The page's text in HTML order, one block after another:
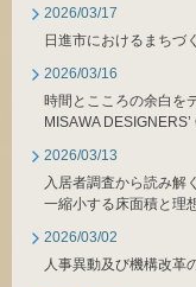
2026/03/17
日進市におけるまちづ
2026/03/16
時間とこころの余白を
MISAWA
2026/03/13
入居者調査から読み解
一縮小する床面積と理
2026/03/02
人事異動及び機構改革